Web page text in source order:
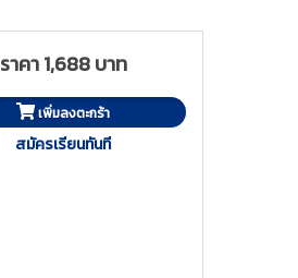
ราคา 1,688 บาท
เพิ่มลงตะกร้า
สมัครเรียนทันที